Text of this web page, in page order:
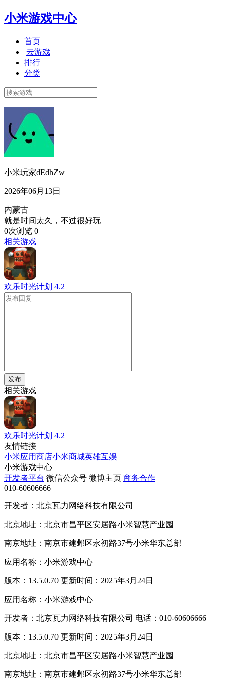
小米游戏中心
首页
云游戏
排行
分类
小米玩家dEdhZw
2026年06月13日
内蒙古
就是时间太久，不过很好玩
0次浏览 0
相关游戏
欢乐时光计划 4.2
发布
相关游戏
欢乐时光计划 4.2
友情链接
小米应用商店小米商城英雄互娱
小米游戏中心
开发者平台 微信公众号 微博主页 商务合作
010-60606666
开发者：北京瓦力网络科技有限公司
北京地址：北京市昌平区安居路小米智慧产业园
南京地址：南京市建邺区永初路37号小米华东总部
应用名称：小米游戏中心
版本：13.5.0.70 更新时间：2025年3月24日
应用名称：小米游戏中心
开发者：北京瓦力网络科技有限公司 电话：010-60606666
版本：13.5.0.70 更新时间：2025年3月24日
北京地址：北京市昌平区安居路小米智慧产业园
南京地址：南京市建邺区永初路37号小米华东总部